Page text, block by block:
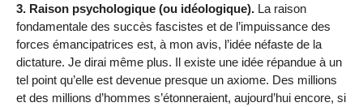
3. Raison psychologique (ou idéologique). La raison
fondamentale des succès fascistes et de l’impuissance des
forces émancipatrices est, à mon avis, l’idée néfaste de la
dictature. Je dirai même plus. Il existe une idée répandue à un
tel point qu’elle est devenue presque un axiome. Des millions
et des millions d’hommes s’étonneraient, aujourd’hui encore, si